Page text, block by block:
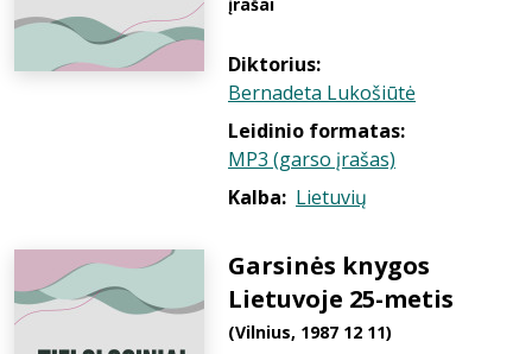
Diktorius:
Bernadeta Lukošiūtė
Leidinio formatas:
MP3 (garso įrašas)
Kalba: Lietuvių
Garsinės knygos
Lietuvoje 25-metis
(Vilnius, 1987 12 11)